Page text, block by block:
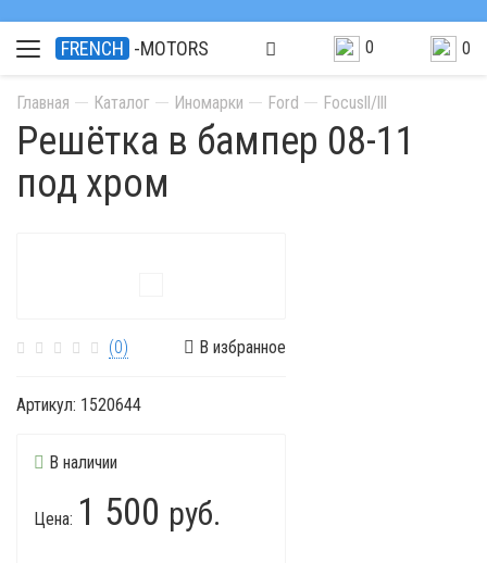
FRENCH -MOTORS 0 0
Главная Каталог Иномарки Ford Focusll/lll
Решётка в бампер 08-11
под хром
(0) В избранное
Артикул: 1520644
В наличии
Цена: 1 500 руб.